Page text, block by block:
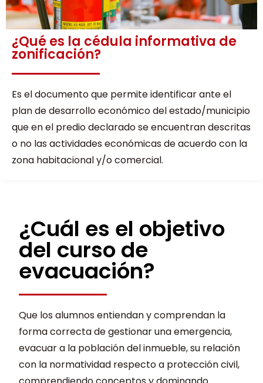
¿Qué es la cédula informativa de
zonificación?
Es el documento que permite identificar ante el
plan de desarrollo económico del estado/municipio
que en el predio declarado se encuentran descritas
o no las actividades económicas de acuerdo con la
zona habitacional y/o comercial.
¿Cuál es el objetivo
del curso de
evacuación?
Que los alumnos entiendan y comprendan la
forma correcta de gestionar una emergencia,
evacuar a la población del inmueble, su relación
con la normatividad respecto a protección civil,